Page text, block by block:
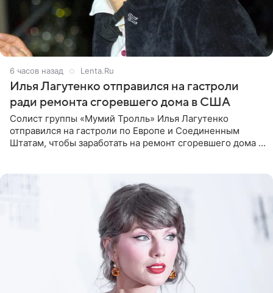
6 часов назад Lenta.Ru
Илья Лагутенко отправился на гастроли
ради ремонта сгоревшего дома в США
Солист группы «Мумий Тролль» Илья Лагутенко
отправился на гастроли по Европе и Соединенным
Штатам, чтобы заработать на ремонт сгоревшего дома в